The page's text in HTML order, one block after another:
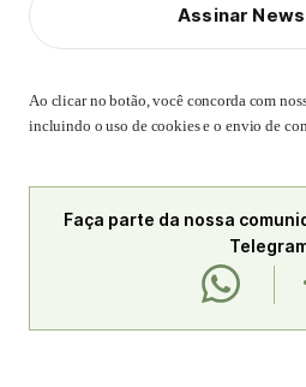
Assinar
Ao clicar no botão, você concorda com
incluindo o uso de cookies e o envio de
Faça parte da nossa